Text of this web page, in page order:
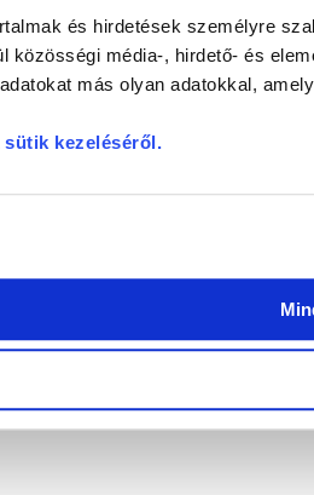
és hirdetések személyre
közösségi média-, hirdető- és
más olyan adatokkal,
kezeléséről.